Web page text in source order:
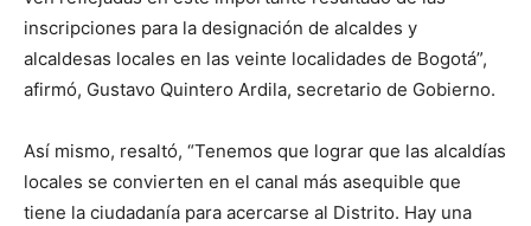
inscripciones para la designación de alcaldes y
alcaldesas locales en las veinte localidades de Bogotá”,
afirmó, Gustavo Quintero Ardila, secretario de Gobierno.
Así mismo, resaltó, “Tenemos que lograr que las alcaldías
locales se convierten en el canal más asequible que
tiene la ciudadanía para acercarse al Distrito. Hay una